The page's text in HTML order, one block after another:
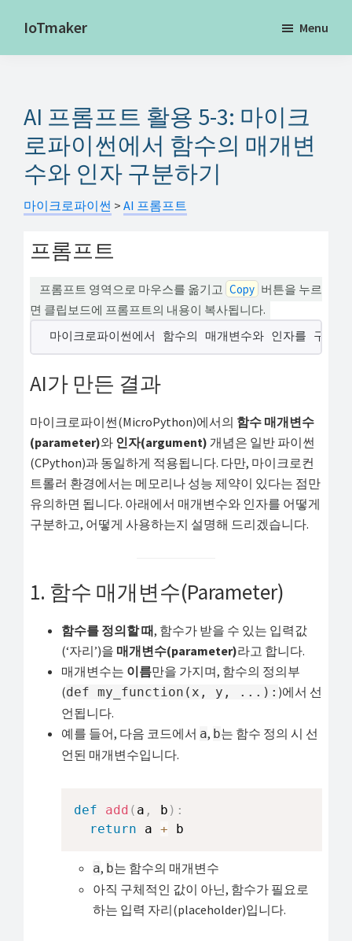
main
IoTmaker
터
넷
에
대
한
든
기
결
셔
요!
Menu
AI 프롬프트 활용 5-3: 마이크
로파이썬에서 함수의 매개변
수와 인자 구분하기
마이크로파이썬 > AI 프롬프트
프롬프트
프롬프트 영역으로 마우스를 옮기고 Copy 버튼을 누르
면 클립보드에 프롬프트의 내용이 복사됩니다.
마이크로파이썬에서 함수의 매개변수와 인자를 구분
AI가 만든 결과
마이크로파이썬(MicroPython)에서의 함수 매개변수
(parameter)와 인자(argument) 개념은 일반 파이썬
(CPython)과 동일하게 적용됩니다. 다만, 마이크로컨
트롤러 환경에서는 메모리나 성능 제약이 있다는 점만
유의하면 됩니다. 아래에서 매개변수와 인자를 어떻게
구분하고, 어떻게 사용하는지 설명해 드리겠습니다.
1. 함수 매개변수(Parameter)
함수를 정의할 때, 함수가 받을 수 있는 입력값
(‘자리’)을 매개변수(parameter)라고 합니다.
매개변수는 이름만을 가지며, 함수의 정의부
(def my_function(x, y, ...): )에서 선
언됩니다.
예를 들어, 다음 코드에서 a, b는 함수 정의 시 선
언된 매개변수입니다.
def add ( a , b ) :
return a + b
a, b는 함수의 매개변수
아직 구체적인 값이 아닌, 함수가 필요로
하는 입력 자리(placeholder)입니다.